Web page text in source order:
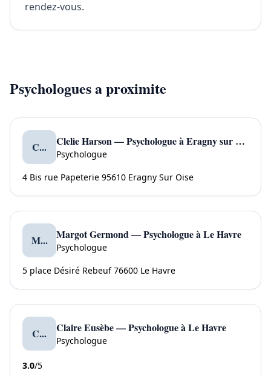
rendez-vous.
Psychologues a proximite
C... Clelie Harson — Psychologue à Eragny sur Oise
Psychologue
4 Bis rue Papeterie 95610 Eragny Sur Oise
M... Margot Germond — Psychologue à Le Havre
Psychologue
5 place Désiré Rebeuf 76600 Le Havre
C... Claire Eusèbe — Psychologue à Le Havre
Psychologue
3.0/5